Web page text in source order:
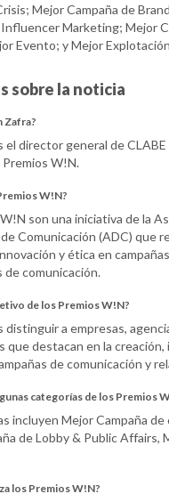
Mejor Campaña de
Marketing; Mejor
Evento; y Mejor
sobre la noticia
Zafra?
el director general de
W!N.
W!N?
son una iniciativa de la
Comunicación (ADC) que
y ética en
comunicación.
de los Premios W!N?
distinguir a empresas,
que destacan en la
de comunicación y
categorías de los Premios
incluyen Mejor Campaña
de Lobby & Public Affairs,
los Premios W!N?